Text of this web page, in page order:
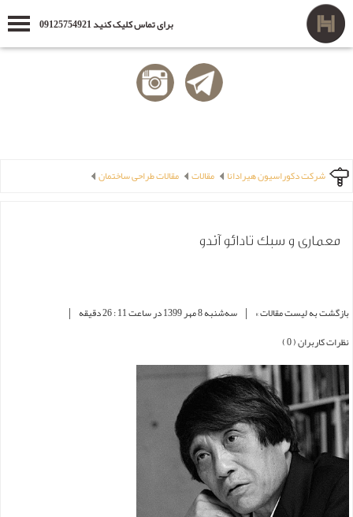
برای تماس کلیک کنید 09125754921
شرکت دکوراسیون هیرادانا مقالات مقالات طراحی ساختمان
معماری و سبک تادائو آندو
بازگشت به لیست مقالات » | ﺳﻪشنبه 8 مهر 1399 در ساعت 11 : 26 دقیقه |
نظرات کاربران ( 0 )